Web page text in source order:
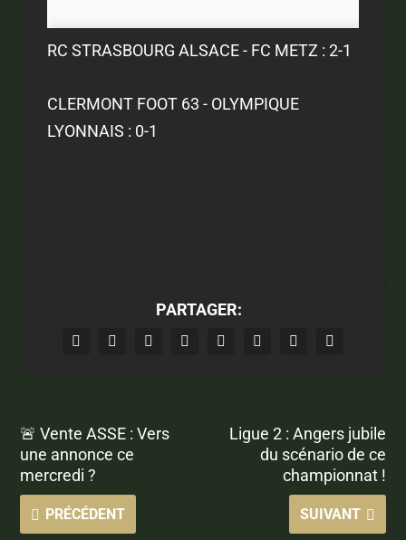
RC STRASBOURG ALSACE - FC METZ : 2-1
CLERMONT FOOT 63 - OLYMPIQUE
LYONNAIS : 0-1
PARTAGER:
🚨 Vente ASSE : Vers
une annonce ce
mercredi ?
PRÉCÉDENT
Ligue 2 : Angers jubile
du scénario de ce
championnat !
SUIVANT